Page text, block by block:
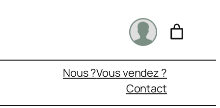
Nous ?Vous vendez ?
Contact